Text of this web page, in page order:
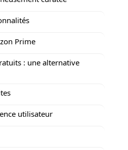
Prime
: une alternative
utilisateur